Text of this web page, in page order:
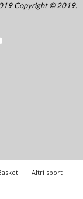
Copyright © 2019.
Altri sport